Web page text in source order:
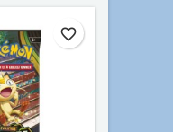
favorite_border